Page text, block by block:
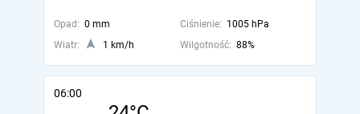
Opad: 0 mm Ciśnienie: 1005 hPa
Wiatr:
1 km/h Wilgotność: 88%
06:00